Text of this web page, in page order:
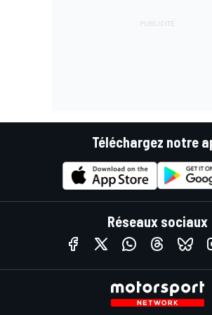
Téléchargez notre
Réseaux sociaux